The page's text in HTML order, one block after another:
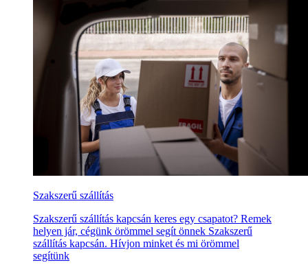
Szakszerű szállítás
Szakszerű szállítás kapcsán keres egy csapatot? Remek
helyen jár, cégünk örömmel segít önnek Szakszerű
szállítás kapcsán. Hívjon minket és mi örömmel
segítünk